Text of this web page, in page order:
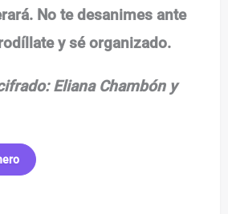
No te desanimes ante
y sé organizado.
Eliana Chambón y